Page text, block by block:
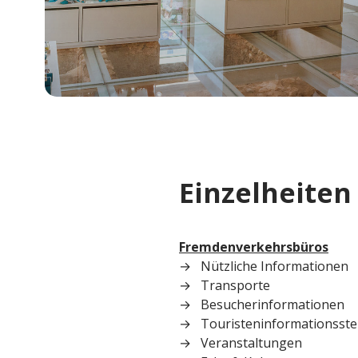
Einzelheiten
Fremdenverkehrsbüros
Nützliche Informationen
Transporte
Besucherinformationen
Veranstaltungen